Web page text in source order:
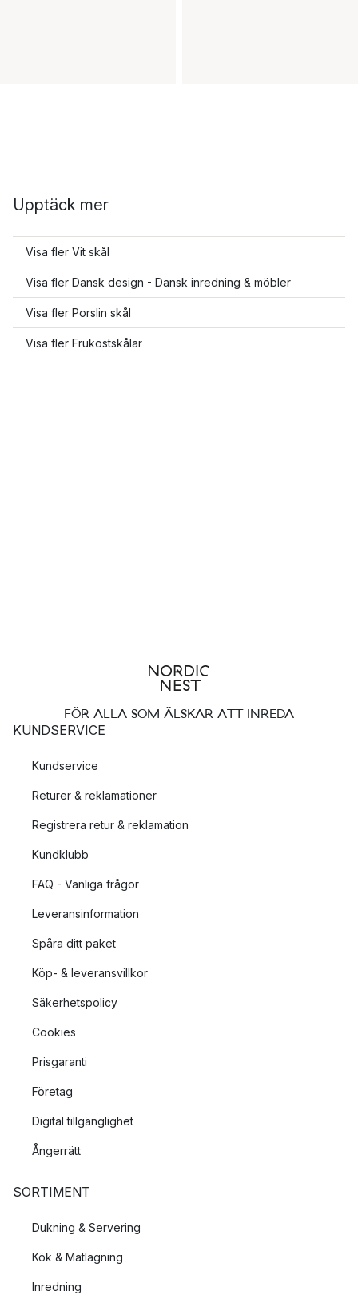
Upptäck mer
Visa fler Vit skål
Visa fler Dansk design - Dansk inredning & möbler
Visa fler Porslin skål
Visa fler Frukostskålar
FÖR ALLA SOM ÄLSKAR ATT INREDA
KUNDSERVICE
Kundservice
Returer & reklamationer
Registrera retur & reklamation
Kundklubb
FAQ - Vanliga frågor
Leveransinformation
Spåra ditt paket
Köp- & leveransvillkor
Säkerhetspolicy
Cookies
Prisgaranti
Företag
Digital tillgänglighet
Ångerrätt
SORTIMENT
Dukning & Servering
Kök & Matlagning
Inredning